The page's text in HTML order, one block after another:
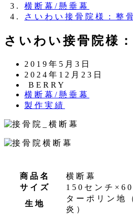
横断幕/懸垂幕
さいわい接骨院様：整
さいわい接骨院様
投
稿
日
2019年5月3日
更
新
日
2024年12月23日
著
者
BERRY
カ
テ
リ
横断幕/懸垂幕
カ
ゴ
ー
製作実績
商品名
横断幕
サイズ
150センチ×60
生地
ターポリン地
炎）